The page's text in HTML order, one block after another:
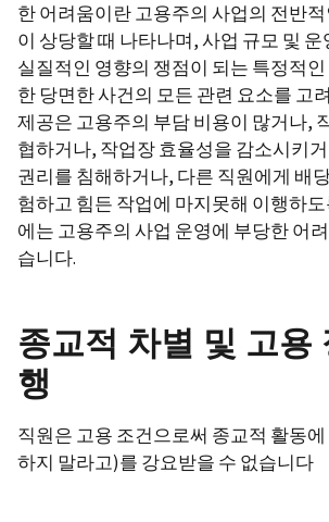
한 어려움이란 고용주의 사업의 전반
이 상당할 때 나타나며, 사업 규모 및
실질적인 영향의 쟁점이 되는 특정적
한 당면한 사건의 모든 관련 요소를 고
제공은 고용주의 부담 비용이 많거나,
협하거나, 작업장 효율성을 감소시키
권리를 침해하거나, 다른 직원에게 배
험하고 힘든 작업에 마지못해 이행하
에는 고용주의 사업 운영에 부당한 어
습니다.
종교적 차별 및 고용
행
직원은 고용 조건으로써 종교적 활동
하지 말라고)를 강요받을 수 없습니다